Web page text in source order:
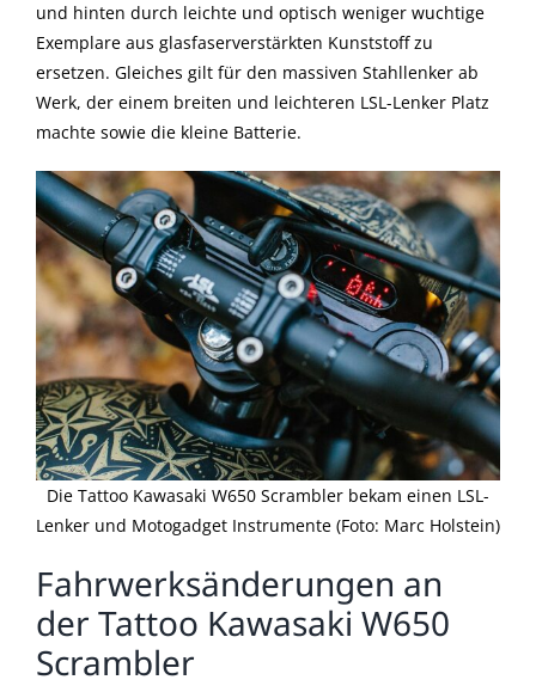
und hinten durch leichte und optisch weniger wuchtige
Exemplare aus glasfaserverstärkten Kunststoff zu
ersetzen. Gleiches gilt für den massiven Stahllenker ab
Werk, der einem breiten und leichteren LSL-Lenker Platz
machte sowie die kleine Batterie.
Die Tattoo Kawasaki W650 Scrambler bekam einen LSL-
Lenker und Motogadget Instrumente (Foto: Marc Holstein)
Fahrwerksänderungen an
der Tattoo Kawasaki W650
Scrambler